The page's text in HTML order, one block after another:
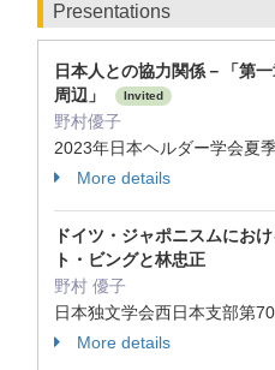
Presentations
日本人との協力関係－「第
周辺」
Invited
野村優子
2023年日本ヘルダー学会夏
More details
ドイツ・ジャポニスムにお
ト・ビングと林忠正
野村 優子
日本独文学会西日本支部第
More details